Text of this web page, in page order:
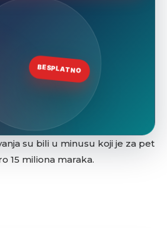
su bili u minusu koji je za pet
15 miliona maraka.